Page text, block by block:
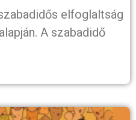
elfoglaltság
A szabadidő